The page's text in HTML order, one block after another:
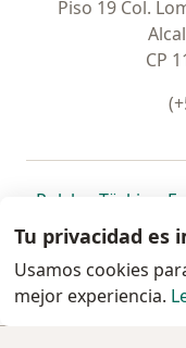
Piso 19 Col.
CP
Polska se abre en
Türkiye
Portugal
se
México
Tu privacidad es
Usamos cookies
mejor experiencia.